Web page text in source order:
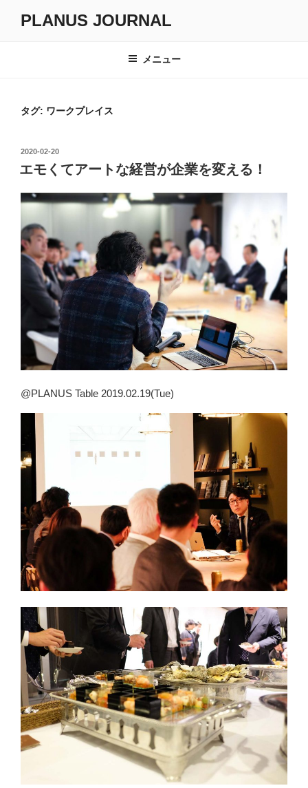
PLANUS JOURNAL
メニュー
タグ: ワークプレイス
投
日:
2020-02-20
エモくてアートな経営が企業を変える！
@PLANUS Table 2019.02.19(Tue)